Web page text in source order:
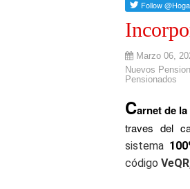
Marzo 06,
Nuevos
Pensionados
Carnet de
traves del
sistema
código